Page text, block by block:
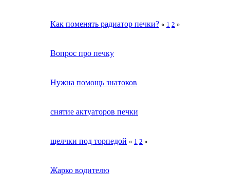
Как поменять радиатор печки? « 1 2 »
Вопрос про печку
Нужна помощь знатоков
снятие актуаторов печки
щелчки под торпедой « 1 2 »
Жарко водителю